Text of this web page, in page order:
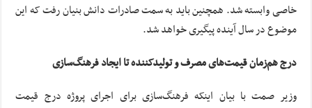
خاصی وابسته شد. همچنین باید به سمت صادرات دانش بنیان رفت که این
موضوع در سال آینده پیگیری خواهد شد.
درج هم‌زمان قیمت‌های مصرف و تولیدکننده تا ایجاد فرهنگ‌سازی
وزیر صمت با بیان اینکه فرهنگ‌سازی برای اجرای پروژه درج قیمت